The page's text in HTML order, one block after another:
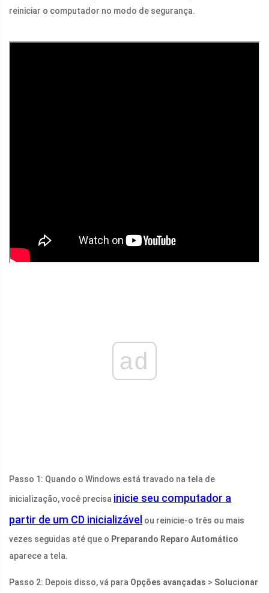
reiniciar o computador no modo de segurança.
ad
Passo 1: Quando o Windows está travado na tela de
inicialização, você precisa inicie seu computador a
partir de um CD inicializável ou reinicie-o três ou mais
vezes seguidas até que o Preparando Reparo Automático
aparece a tela.
Passo 2: Depois disso, vá para Opções avançadas > Solucionar